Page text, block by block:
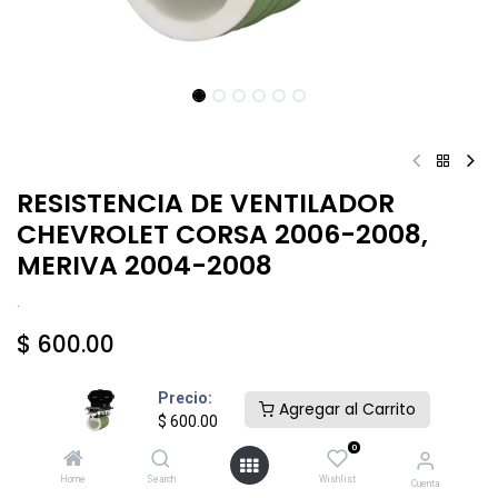
Precio:
$ 600.00
Agregar al Carrito
Home Search
0
Wishlist Cuenta
RESISTENCIA DE VENTILADOR
CHEVROLET CORSA 2006-2008,
MERIVA 2004-2008
$ 600.00
Añadir al carrito Comprar ahora